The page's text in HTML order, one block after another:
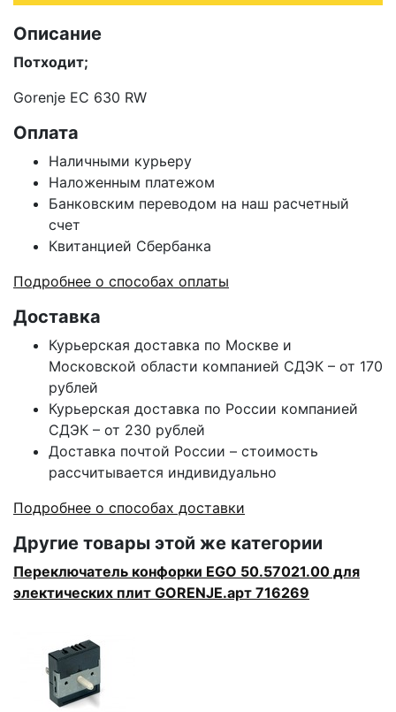
Описание
Потходит;
Gorenje EC 630 RW
Оплата
Наличными курьеру
Наложенным платежом
Банковским переводом на наш расчетный
счет
Квитанцией Сбербанка
Подробнее о способах оплаты
Доставка
Курьерская доставка по Москве и
Московской области компанией СДЭК – от 170
рублей
Курьерская доставка по России компанией
СДЭК – от 230 рублей
Доставка почтой России – стоимость
рассчитывается индивидуально
Подробнее о способах доставки
Другие товары этой же категории
Переключатель конфорки EGO 50.57021.00 для
электических плит GORENJE.арт 716269